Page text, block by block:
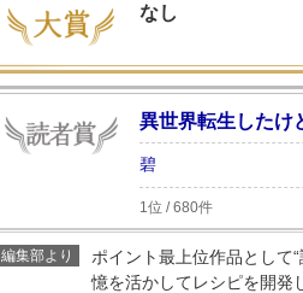
なし
異世界転生したけ
碧
1位 / 680件
編集部より
ポイント最上位作品として
憶を活かしてレシピを開発